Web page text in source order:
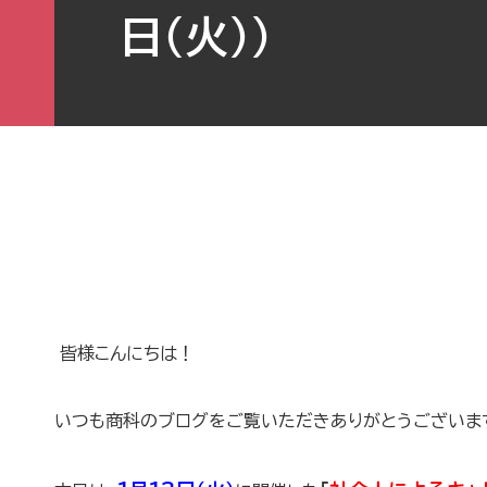
日（火））
皆様こんにちは！
いつも商科のブログをご覧いただきありがとうござい